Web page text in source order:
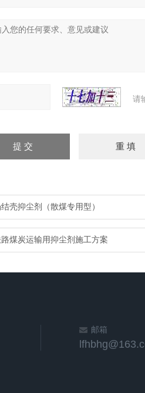
请
壳抑尘剂（散煤专用型）
煤炭运输用抑尘剂施工方案
邮箱